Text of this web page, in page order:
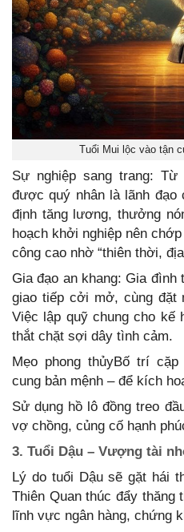
Tuổi Mui lộc vào tận
Sự nghiệp sang trang: Từ
được quý nhân là lãnh
định tăng lương, thưởng
hoạch khởi nghiệp nên
công cao nhờ “thiên thời,
Gia đạo an khang: Gia
giao tiếp cởi mở, cùng đặt
Việc lập quỹ chung cho kế
thắt chặt sợi dây tình cảm.
Mẹo phong thủyBố trí
cung bản mệnh – để kích
Sử dụng hồ lô đồng treo
vợ chồng, củng cố hạnh
3. Tuổi Dậu – Vượng tài
Lý do tuổi Dậu sẽ gặt hái
Thiên Quan thúc đẩy
lĩnh vực ngân hàng, chứng